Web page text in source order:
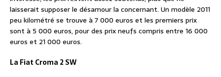
laisserait supposer le désamour la concernant. Un modèle 2011
peu kilométré se trouve à 7 000 euros et les premiers prix
sont à 5 000 euros, pour des prix neufs compris entre 16 000
euros et 21 000 euros.
La Fiat Croma 2 SW